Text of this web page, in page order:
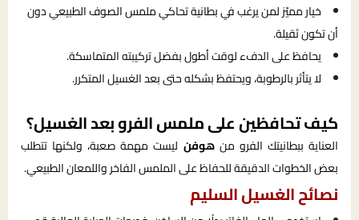
خيار مميّز لمن يرغب في بطانية تحاكي ملمس الصوف الطبيعي دون
أن تكون ثقيلة.
يحافظ على الدفء لوقت أطول بفضل تركيبته المتماسكة.
لا يتأثر بالرطوبة، ويحتفظ بشكله حتى بعد الغسيل المتكرر.
كيف تحافظين على ملمس الفرو بعد الغسيل؟
العناية ببطانيتك الفرو منهوفن ليست مهمة صعبة، ولكنها تتطلب
بعض الخطوات الدقيقة للحفاظ على الملمس الفاخر واللمعان الطبيعي.
نصائح الغسيل السليم